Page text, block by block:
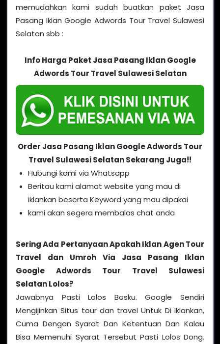
memudahkan kami sudah buatkan paket Jasa
Pasang Iklan Google Adwords Tour Travel Sulawesi
Selatan sbb :
Info Harga Paket Jasa Pasang Iklan Google
Adwords Tour Travel Sulawesi Selatan
Order Jasa Pasang Iklan Google Adwords Tour
Travel Sulawesi Selatan Sekarang Juga!!
Hubungi kami via Whatsapp
Beritau kami alamat website yang mau di
iklankan beserta Keyword yang mau dipakai
kami akan segera membalas chat anda
Sering Ada Pertanyaan Apakah Iklan Agen Tour
Travel dan Umroh Via Jasa Pasang Iklan
Google Adwords Tour Travel Sulawesi
SelatanLolos?
Jawabnya Pasti Lolos Bosku. Google Sendiri
Mengijinkan Situs tour dan travel Untuk Di Iklankan,
Cuma Dengan Syarat Dan Ketentuan Dan Kalau
Bisa Memenuhi Syarat Tersebut Pasti Lolos Dong.